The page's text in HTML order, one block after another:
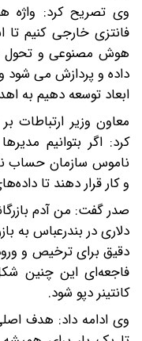
وی تصریح کرد: واژه
فانتزی خارجی کنیم تا
هوش مصنوعی و تحول
داده و پردازش می شود و
ابعاد توسعه دهیم به
معاون وزیر ارتباطات
کرد: اگر بتوانیم
ناموس سازمان حساب
و کار قرار دهند تا
دلاری در بندرعباس به
دقیق برای ترخیص و
کانتینر دپو شود.
وی ادامه داد: هدف